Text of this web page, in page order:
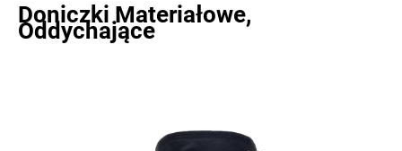
Doniczki Materiałowe,
Oddychające